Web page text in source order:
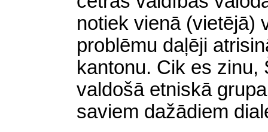
notiek vienā (vietējā)
problēmu daļēji
kantonu. Cik es
valdošā etniskā
saviem dažādiem